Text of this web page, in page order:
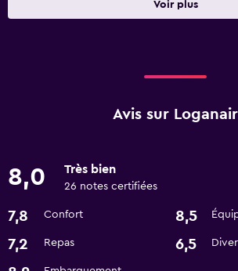
Voir plus
Avis sur Loganair
8,0 Très bien
26 notes certifiées
7,8 Confort 8,5
7,2 Repas 6,5